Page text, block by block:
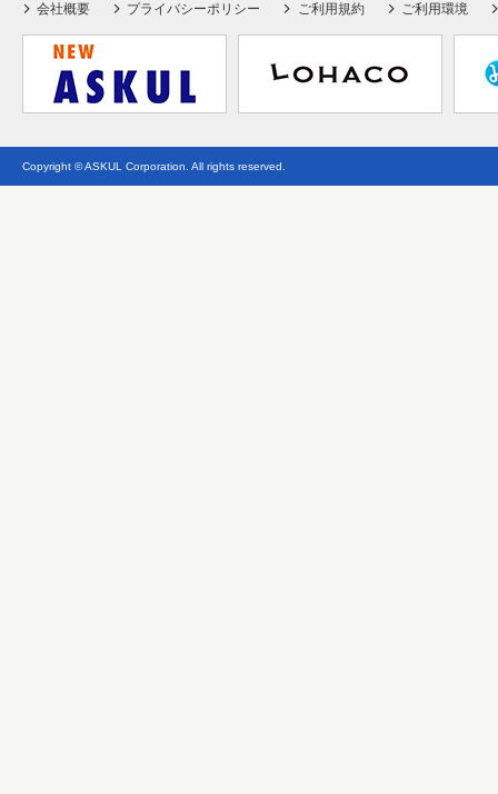
会社概要 プライバシーポリシー ご利用規約 ご利用環境
Copyright © ASKUL Corporation. All rights reserved.